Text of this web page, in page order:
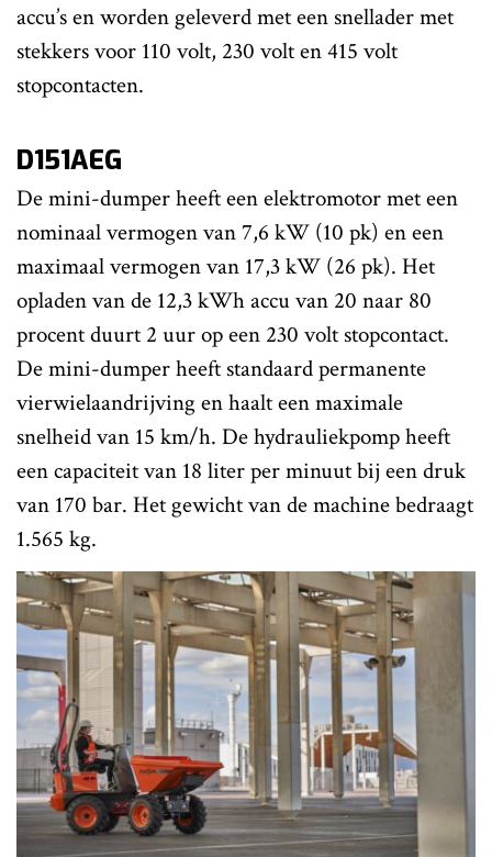
accu’s en worden geleverd met een snellader met
stekkers voor 110 volt, 230 volt en 415 volt
stopcontacten.
D151AEG
De mini-dumper heeft een elektromotor met een
nominaal vermogen van 7,6 kW (10 pk) en een
maximaal vermogen van 17,3 kW (26 pk). Het
opladen van de 12,3 kWh accu van 20 naar 80
procent duurt 2 uur op een 230 volt stopcontact.
De mini-dumper heeft standaard permanente
vierwielaandrijving en haalt een maximale
snelheid van 15 km/h. De hydrauliekpomp heeft
een capaciteit van 18 liter per minuut bij een druk
van 170 bar. Het gewicht van de machine bedraagt
1.565 kg.